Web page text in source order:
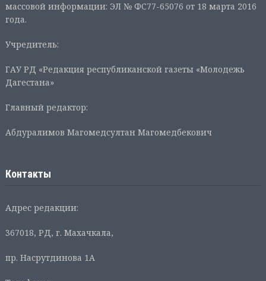
массовой информации: ЭЛ № ФС77-65076 от 18 марта 2016
года.
Учредитель:
ГАУ РД «Редакция республиканской газеты «Молодежь
Дагестана»
Главный редактор:
Абдуралимов Магомедсултан Магомедбекович
Контакты
Адрес редакции:
367018, РД, г. Махачкала,
пр. Насрутдинова 1А